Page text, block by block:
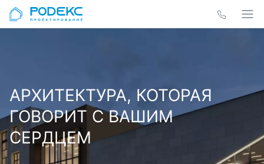
АРХИТЕКТУРА, КОТОРАЯ
ГОВОРИТ С ВАШИМ
СЕРДЦЕМ